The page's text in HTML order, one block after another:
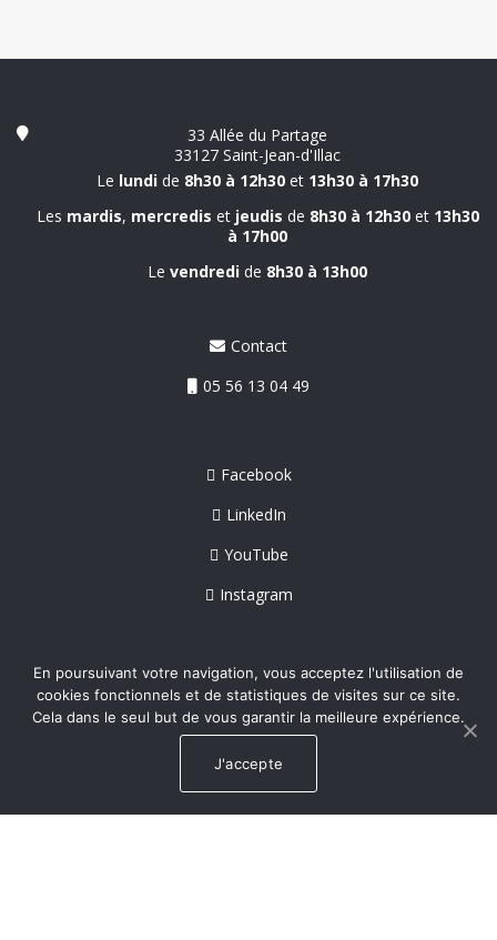
33 Allée du Partage
33127 Saint-Jean-d'Illac
Le lundi de 8h30 à 12h30 et 13h30 à 17h30
Les mardis, mercredis et jeudis de 8h30 à 12h30et 13h30
à 17h00
Le vendredi de 8h30 à 13h00
Contact
05 56 13 04 49
Facebook
LinkedIn
YouTube
Instagram
En poursuivant votre navigation, vous acceptez l'utilisation de
cookies fonctionnels et de statistiques de visites sur ce site.
Cela dans le seul but de vous garantir la meilleure expérience.
J'accepte